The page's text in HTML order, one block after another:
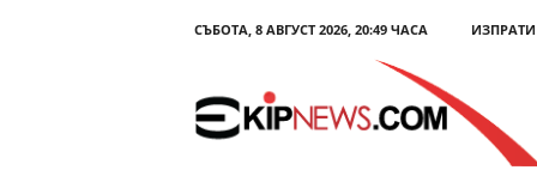
СЪБОТА, 8 АВГУСТ 2026, 20:49 ЧАСА
E
p
N